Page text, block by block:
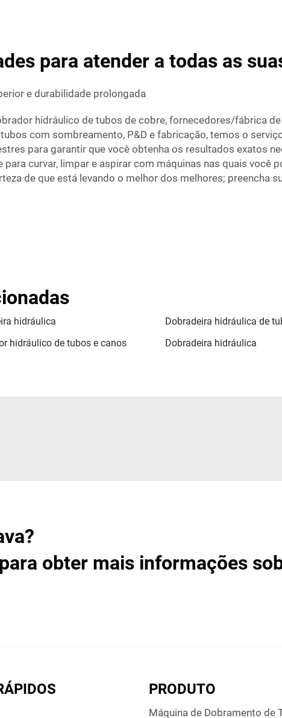
para atender a todas as
e durabilidade prolongada
hidráulico de tubos de cobre, fornecedores/fábrica
com sombreamento, P&D e fabricação, temos o
para garantir que você obtenha os resultados exatos
curvar, limpar e aspirar com máquinas nas quais você
de que está levando o melhor dos melhores; preencha
hidráulica Dobradeira hidráulica de
hidráulico de tubos e canos Dobradeira hidráulica
obter mais informações
PRODUTO
Máquina de Dobramento de